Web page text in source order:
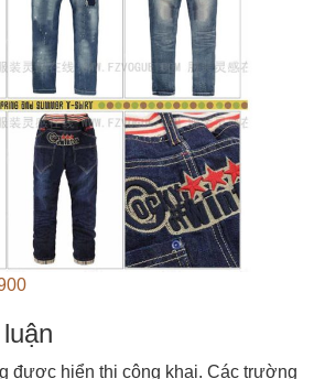
được hiển thị công khai. Các trường